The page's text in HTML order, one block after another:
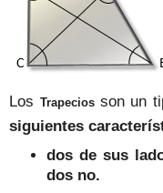
Los Trapecios son un
siguientes
dos de sus
dos no.